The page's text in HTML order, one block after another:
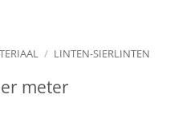
/ LINTEN-SIERLINTEN
meter